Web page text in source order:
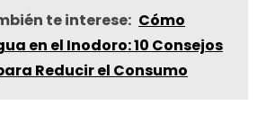
te interese: Cómo
en el Inodoro: 10 Consejos
Reducir el Consumo